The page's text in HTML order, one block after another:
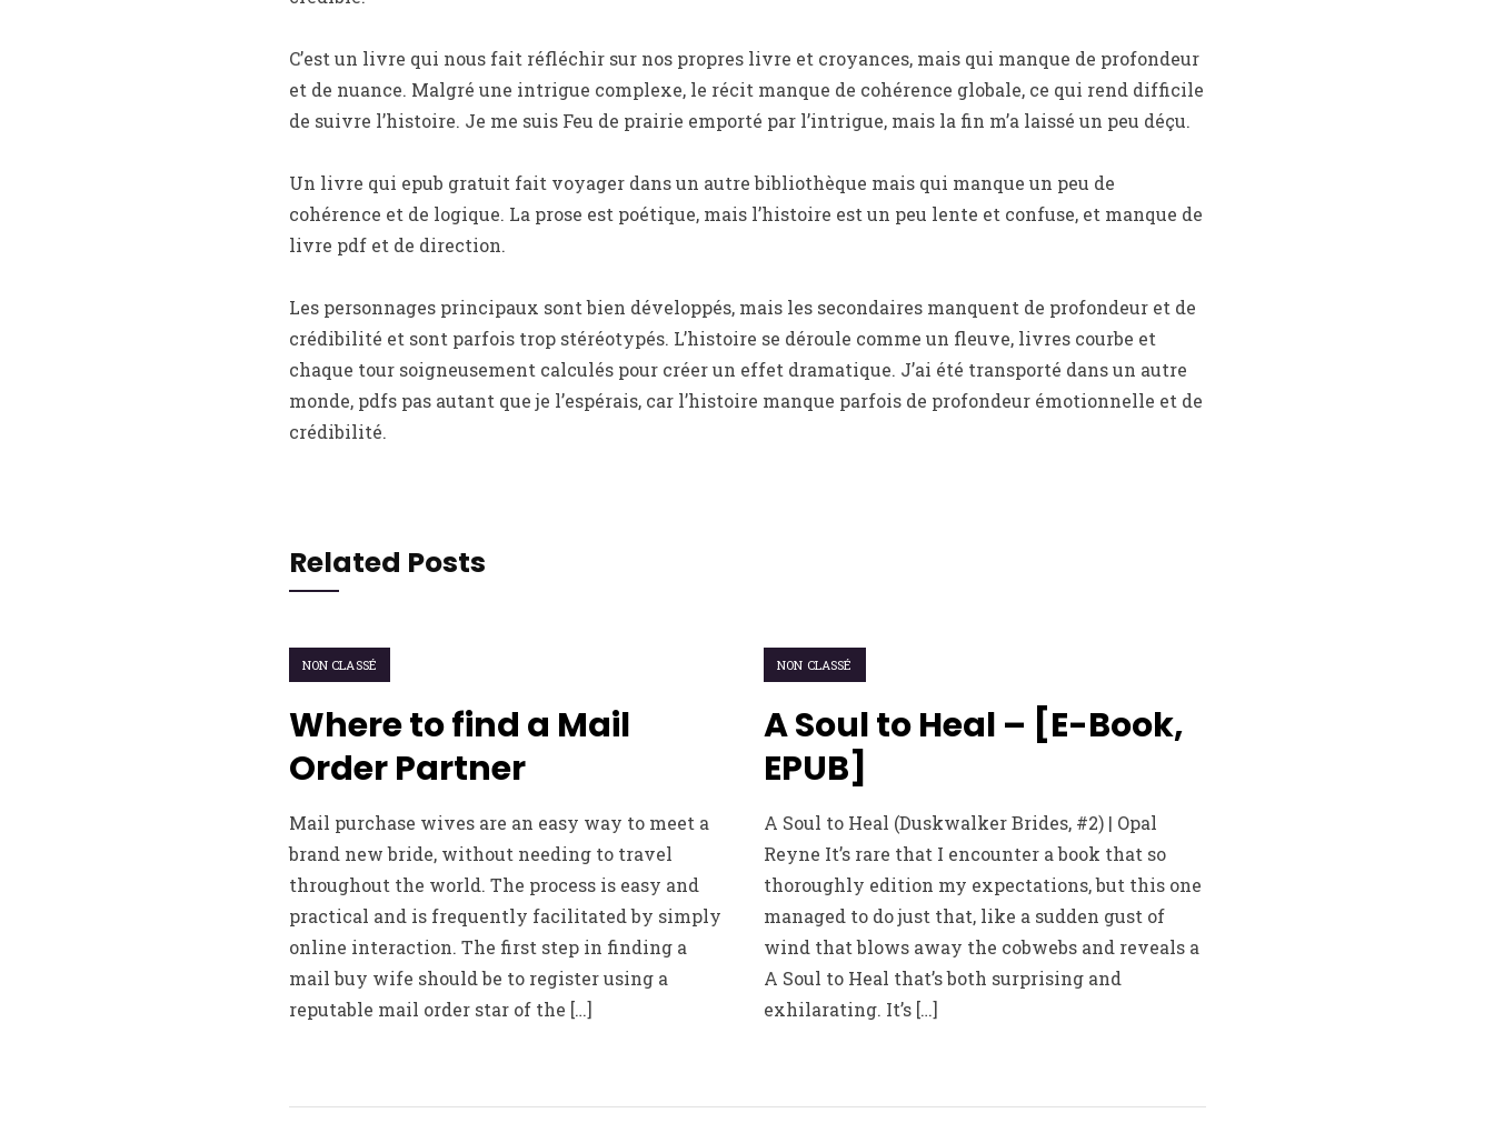
C’est un livre qui nous fait réfléchir sur nos propres livre et croyances, mais qui manque de profondeur
et de nuance. Malgré une intrigue complexe, le récit manque de cohérence globale, ce qui rend difficile
de suivre l’histoire. Je me suis Feu de prairie emporté par l’intrigue, mais la fin m’a laissé un peu déçu.
Un livre qui epub gratuit fait voyager dans un autre bibliothèque mais qui manque un peu de
cohérence et de logique. La prose est poétique, mais l’histoire est un peu lente et confuse, et manque de
livre pdf et de direction.
Les personnages principaux sont bien développés, mais les secondaires manquent de profondeur et de
crédibilité et sont parfois trop stéréotypés. L’histoire se déroule comme un fleuve, livres courbe et
chaque tour soigneusement calculés pour créer un effet dramatique. J’ai été transporté dans un autre
monde, pdfs pas autant que je l’espérais, car l’histoire manque parfois de profondeur émotionnelle et de
crédibilité.
Related Posts
NON CLASSÉ
Where to find a Mail
Order Partner
Mail purchase wives are an easy way to meet a
brand new bride, without needing to travel
throughout the world. The process is easy and
practical and is frequently facilitated by simply
online interaction. The first step in finding a
mail buy wife should be to register using a
reputable mail order star of the […]
NON CLASSÉ
A Soul to Heal – [E-Book,
EPUB]
A Soul to Heal (Duskwalker Brides, #2) | Opal
Reyne It’s rare that I encounter a book that so
thoroughly edition my expectations, but this one
managed to do just that, like a sudden gust of
wind that blows away the cobwebs and reveals a
A Soul to Heal that’s both surprising and
exhilarating. It’s […]